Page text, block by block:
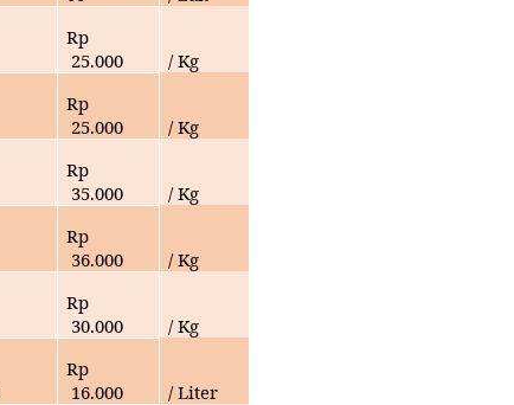
Rp
25.000 / Kg
Rp
25.000 / Kg
Rp
35.000 / Kg
Rp
36.000 / Kg
Rp
30.000 / Kg
Rp
16.000
/ Liter